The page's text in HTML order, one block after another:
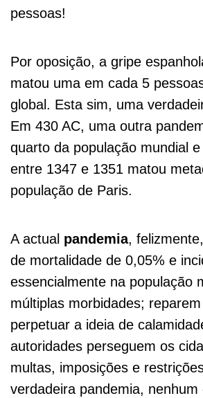
pessoas!
Por oposição, a gripe
matou uma em cada 5
global. Esta sim, uma
Em 430 AC, uma outra
quarto da população mundial
entre 1347 e 1351 matou
população de Paris.
A actual pandemia,
de mortalidade de 0,05% e
essencialmente na população
múltiplas morbidades;
perpetuar a ideia de
autoridades perseguem os
multas, imposições e
verdadeira pandemia, nenhum